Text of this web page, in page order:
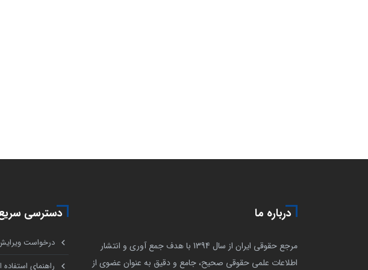
درباره ما
مرجع حقوقی ایران از سال 1394 با هدف جمع آوری و انتشار
اطلاعات علمی حقوقی صحیح، جامع و دقیق به عنوان عضوی از
دسترسی
درخواست
راهنمای